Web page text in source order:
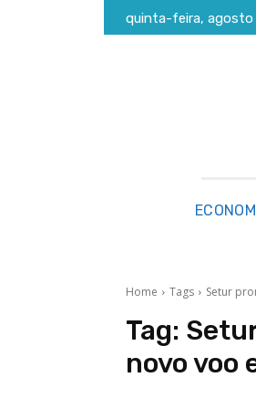
quinta-feira, agosto
Home Tags Setur
Tag:
novo voo